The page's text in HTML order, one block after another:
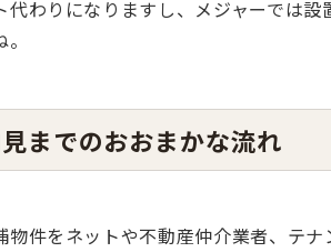
代わりになりますし、メジャーでは
までのおおまかな流れ
件をネットや不動産仲介業者、テナ